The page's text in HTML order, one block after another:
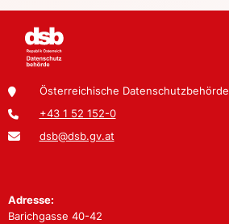
Österreichische Datenschutzbehörde
+43 1 52 152-0
dsb@dsb.gv.at
Adresse:
Barichgasse 40-42